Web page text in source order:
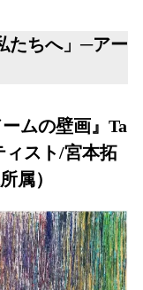
へ」─アー
ムの壁画』Ta
ィスト/宮本拓
属）